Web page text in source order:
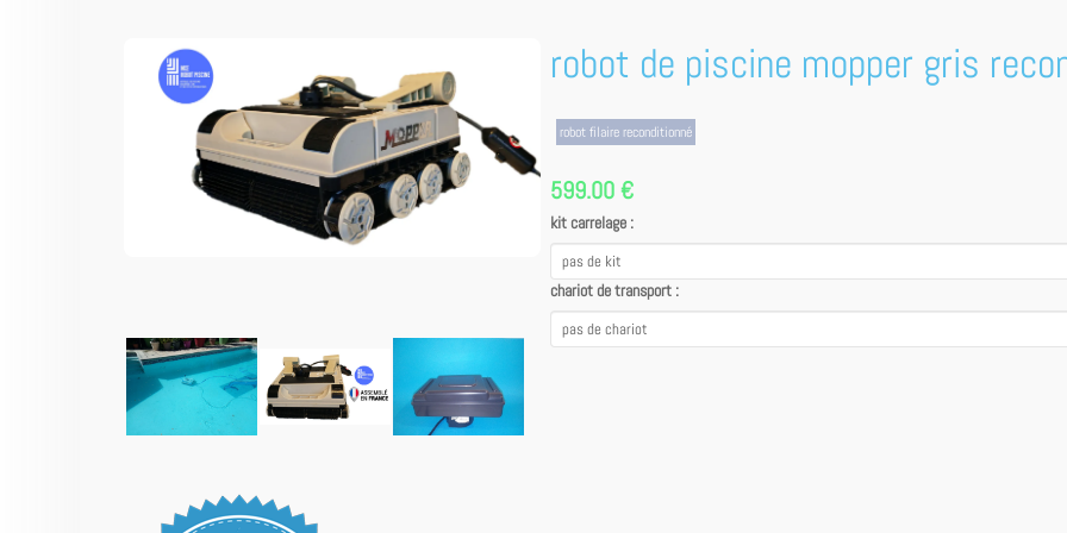
robot de piscine mopper gris
robot filaire reconditionné
599.00 €
kit carrelage :
chariot de transport :